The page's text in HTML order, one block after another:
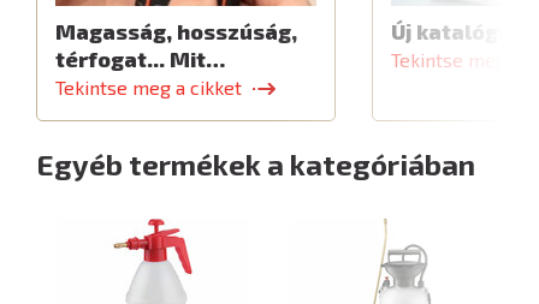
Magasság, hosszúság,
térfogat... Mit…
Tekintse meg a cikket
Új katalógus
Tekintse meg a
Egyéb termékek a kategóriában